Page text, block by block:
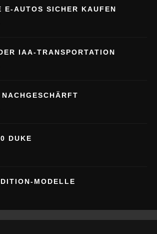
E-AUTOS SICHER KAUFEN
IAA-TRANSPORTATION
DUKE
MODELLE